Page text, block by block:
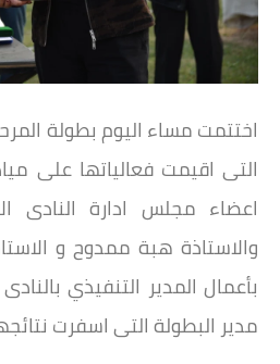
اختتمت مساء اليوم بطولة
التى اقيمت فعالياتها على
اعضاء مجلس ادارة النادى
والاستاذة هبة ممدوح و
بأعمال المدير التنفيذي
مدير البطولة التى اسفرت